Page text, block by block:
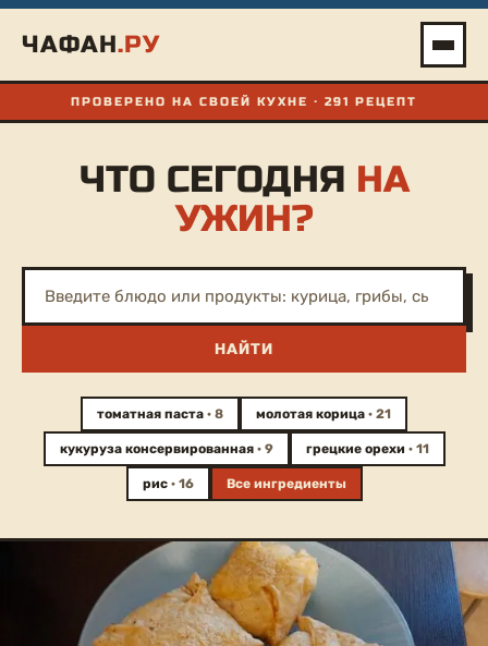
содержимому
ЧАФАН.РУ
ПРОВЕРЕНО НА СВОЕЙ КУХНЕ · 291 РЕЦЕПТ
ЧТО СЕГОДНЯ НА
УЖИН?
НАЙТИ
томатная паста · 8 молотая корица · 21
кукуруза консервированная · 9 грецкие орехи · 11
рис · 16 Все ингредиенты